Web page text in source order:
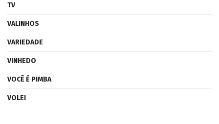
TV
VALINHOS
VARIEDADE
VINHEDO
VOCÊ É PIMBA
VOLEI